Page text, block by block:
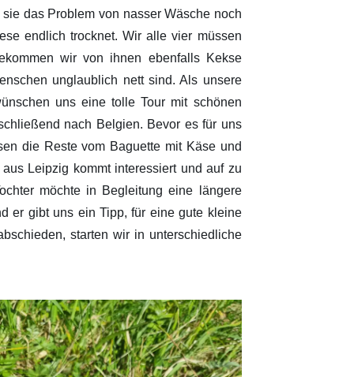
das Problem von nasser Wäsche noch
endlich trocknet. Wir alle vier müssen
wir von ihnen ebenfalls Kekse
unglaublich nett sind. Als unsere
uns eine tolle Tour mit schönen
nach Belgien. Bevor es für uns
die Reste vom Baguette mit Käse und
Leipzig kommt interessiert und auf zu
möchte in Begleitung eine längere
er gibt uns ein Tipp, für eine gute kleine
starten wir in unterschiedliche